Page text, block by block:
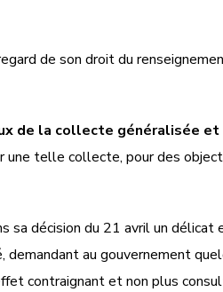
de son droit du
de la collecte généralisée
telle collecte, pour des
décision du 21 avril un
au gouvernement
contraignant et non plus